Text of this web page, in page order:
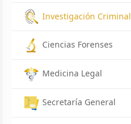
Investigación Criminal
Ciencias Forenses
Medicina Legal
Secretaría General